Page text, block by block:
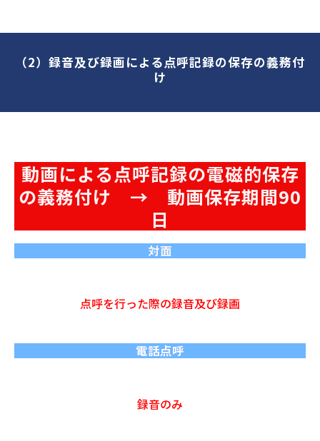
（2）録音及び録画による点呼記録の保存の義務付
け
動画による点呼記録の電磁的保存
の義務付け　→　動画保存期間90
日
対面
点呼を行った際の録音及び録画
電話点呼
録音のみ